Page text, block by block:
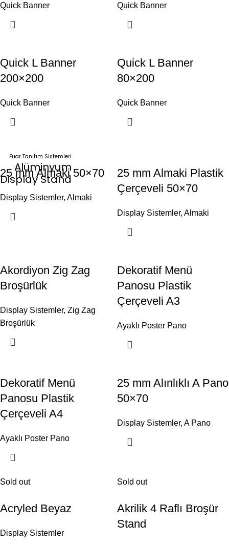
Quick Banner Quick Banner
Quick L Banner
200×200
Quick Banner
Quick L Banner
80×200
Quick Banner
Fuar Tanıtım Sistemleri
Alüminyum
Display Stand
25 mm Almaki 50×70
Display Sistemler, Almaki
25 mm Almaki Plastik
Çerçeveli 50×70
Display Sistemler, Almaki
Akordiyon Zig Zag
Broşürlük
Display Sistemler, Zig Zag
Broşürlük
Dekoratif Menü
Panosu Plastik
Çerçeveli A3
Ayaklı Poster Pano
Dekoratif Menü
Panosu Plastik
Çerçeveli A4
Ayaklı Poster Pano
25 mm Alınlıklı A Pano
50×70
Display Sistemler, A Pano
Sold out
Acryled Beyaz
Display Sistemler
Sold out
Akrilik 4 Raflı Broşür
Stand